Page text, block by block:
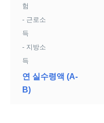
험
- 근로소
득
- 지방소
득
연 실수령액 (A-
B)